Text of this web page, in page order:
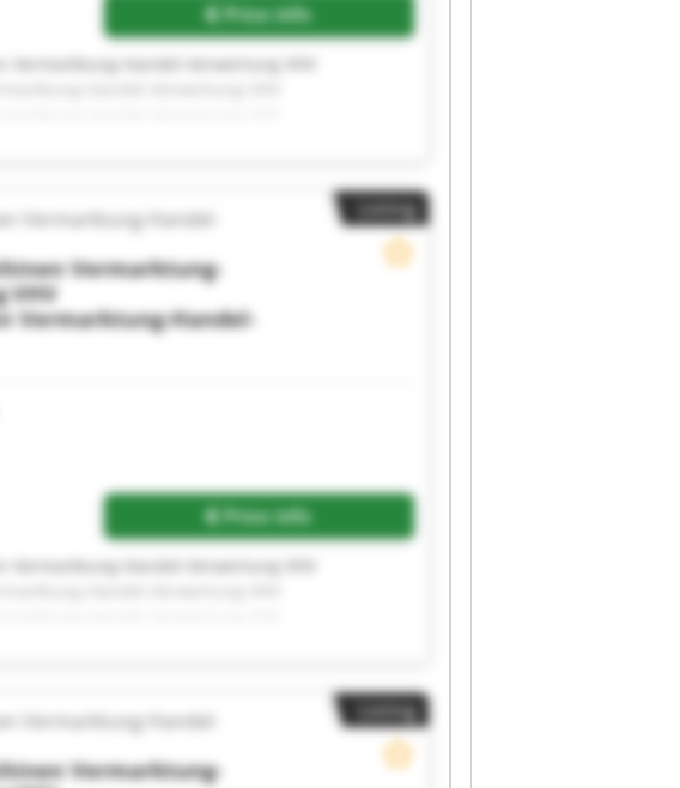
Price info
Handel-Verwertung VHV
Handel-Verwertung VHV
Handel-Verwertung VHV
Handel-Verwertung VHV
Handel-Verwertung VHV
Handel-Verwertung
Listing
Vermarktung-Handel-
Vermarktung-
VHV
Vermarktung-Handel-
Price info
Handel-Verwertung VHV
Handel-Verwertung VHV
Handel-Verwertung VHV
Handel-Verwertung VHV
Handel-Verwertung VHV
Listing
Vermarktung-Handel-
Vermarktung-